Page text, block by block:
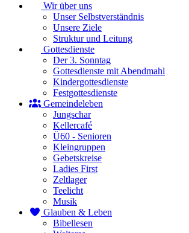
Wir über uns
Unser Selbstverständnis
Unsere Ziele
Struktur und Leitung
Gottesdienste
Der 3. Sonntag
Gottesdienste mit Abendmahl
Kindergottesdienste
Festgottesdienste
Gemeindeleben
Jungschar
Kellercafé
Ü60 - Senioren
Kleingruppen
Gebetskreise
Ladies First
Zeltlager
Teelicht
Musik
Glauben & Leben
Bibellesen